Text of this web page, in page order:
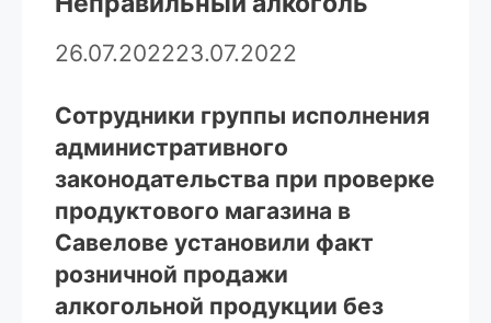
26.07.202223.07.2022
Сотрудники группы исполнения
административного
законодательства при проверке
продуктового магазина в
Савелове установили факт
розничной продажи
алкогольной продукции без